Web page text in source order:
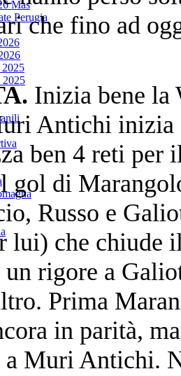
Mas
Perugia
che fino ad
Inizia bene la
Antichi
ben 4 reti per
gol di
Russo e
lui) che chiude
rigore a
Prima
in parità,
a Muri Antichi.